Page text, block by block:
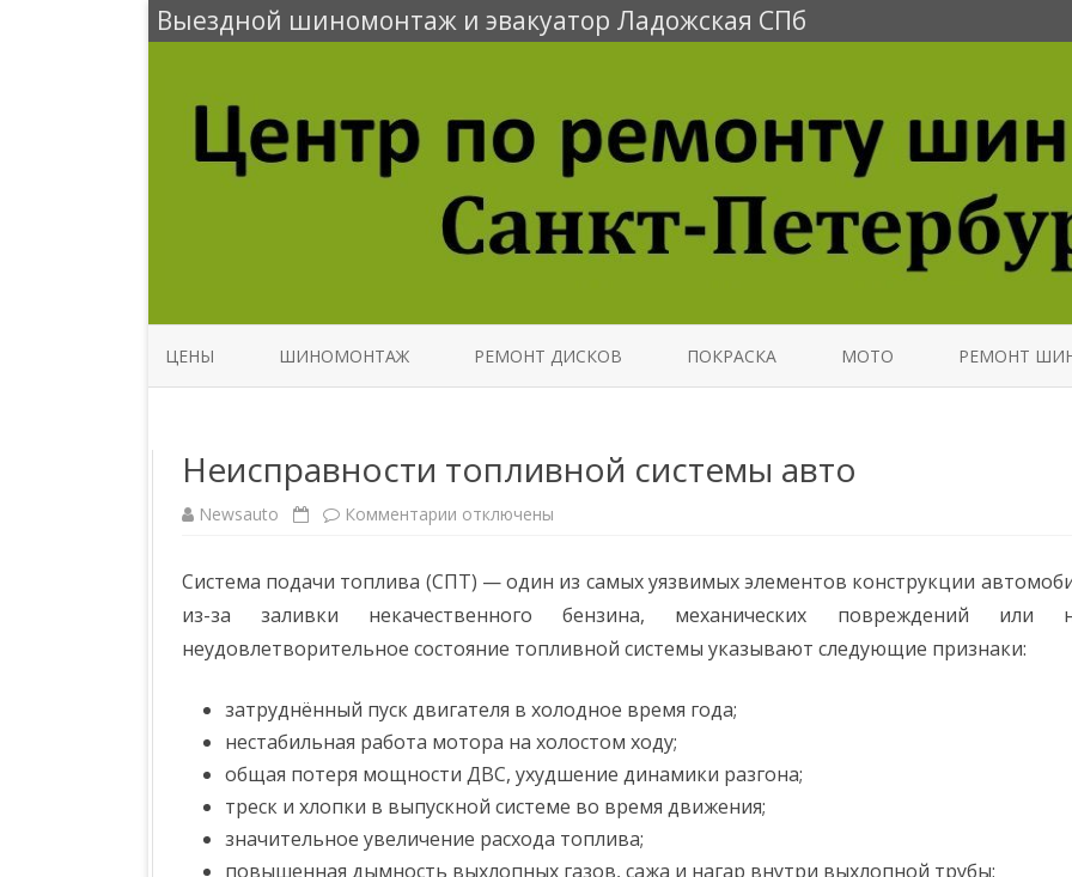
Выездной шиномонтаж и эвакуатор Ладожская СПб
ЦЕНЫ ШИНОМОНТАЖ РЕМОНТ ДИСКОВ ПОКРАСКА МОТО РЕМОНТ
Неисправности топливной системы авто
Newsauto Комментарии к
и
и
е
р
в
н
о
с
т
и
т
о
отключены
Система подачи топлива (СПТ) — один из самых уязвимых элементов конструкции
из-за заливки некачественного бензина, механических повреждений или
неудовлетворительное состояние топливной системы указывают следующие признаки:
затруднённый пуск двигателя в холодное время года;
нестабильная работа мотора на холостом ходу;
общая потеря мощности ДВС, ухудшение динамики разгона;
треск и хлопки в выпускной системе во время движения;
значительное увеличение расхода топлива;
повышенная дымность выхлопных газов, сажа и нагар внутри выхлопной трубы;